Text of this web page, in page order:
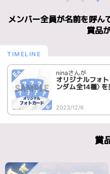
メンバー全員が名前を呼ん
賞品
ninaさんが
オリジナルフォト
ンダム全14種〉
2023/12/6
賞